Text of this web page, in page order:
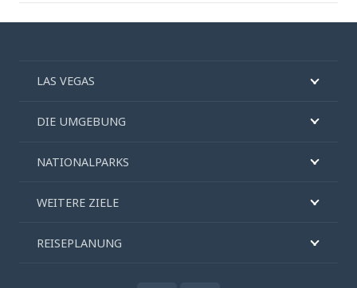
LAS VEGAS
DIE UMGEBUNG
NATIONALPARKS
WEITERE ZIELE
REISEPLANUNG